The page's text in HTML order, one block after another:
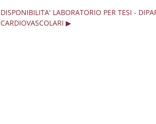
DISPONIBILITA' LABORATORIO PER TESI -
CARDIOVASCOLARI ▶︎